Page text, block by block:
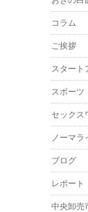
コラム
ご挨拶
スタート
スポーツ
セックス
ノーマラ
ブログ
レポート
中央卸売